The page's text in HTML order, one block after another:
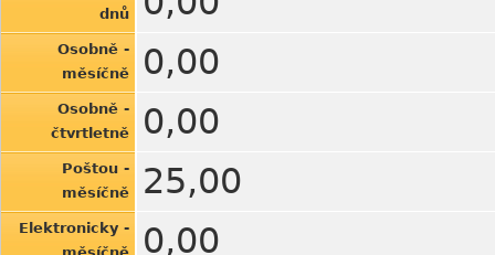
dnů
Osobně -
měsíčně
0,00
Osobně -
čtvrtletně
0,00
Poštou -
měsíčně
25,00
Elektronicky -
0,00